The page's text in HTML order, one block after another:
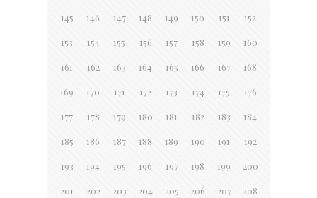
145 146 147 148 149 150 151 152
153 154 155 156 157 158 159 160
161 162 163 164 165 166 167 168
169 170 171 172 173 174 175 176
177 178 179 180 181 182 183 184
185 186 187 188 189 190 191 192
193 194 195 196 197 198 199 200
201 202 203 204 205 206 207 208